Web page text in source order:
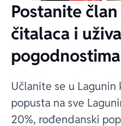
Postanite
čitalaca i
Učlanite se u
popusta na sve
20%, rođendanski